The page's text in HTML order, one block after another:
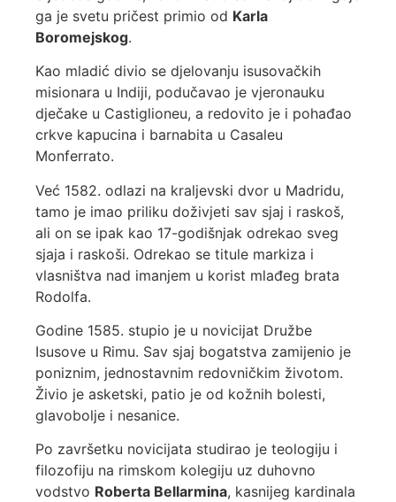
ga je svetu pričest primio od Karla
Boromejskog.
Kao mladić divio se djelovanju isusovačkih
misionara u Indiji, podučavao je vjeronauku
dječake u Castiglioneu, a redovito je i pohađao
crkve kapucina i barnabita u Casaleu
Monferrato.
Već 1582. odlazi na kraljevski dvor u Madridu,
tamo je imao priliku doživjeti sav sjaj i raskoš,
ali on se ipak kao 17-godišnjak odrekao sveg
sjaja i raskoši. Odrekao se titule markiza i
vlasništva nad imanjem u korist mlađeg brata
Rodolfa.
Godine 1585. stupio je u novicijat Družbe
Isusove u Rimu. Sav sjaj bogatstva zamijenio je
poniznim, jednostavnim redovničkim životom.
Živio je asketski, patio je od kožnih bolesti,
glavobolje i nesanice.
Po završetku novicijata studirao je teologiju i
filozofiju na rimskom kolegiju uz duhovno
vodstvo Roberta Bellarmina, kasnijeg kardinala